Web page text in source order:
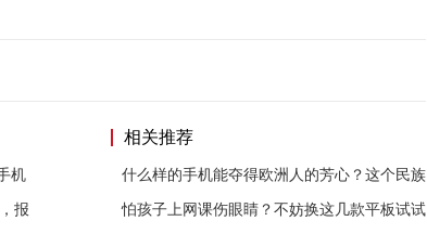
机
报
相关推荐
什么样的手机能夺得欧洲人的芳心？这个民族
怕孩子上网课伤眼睛？不妨换这几款平板试试